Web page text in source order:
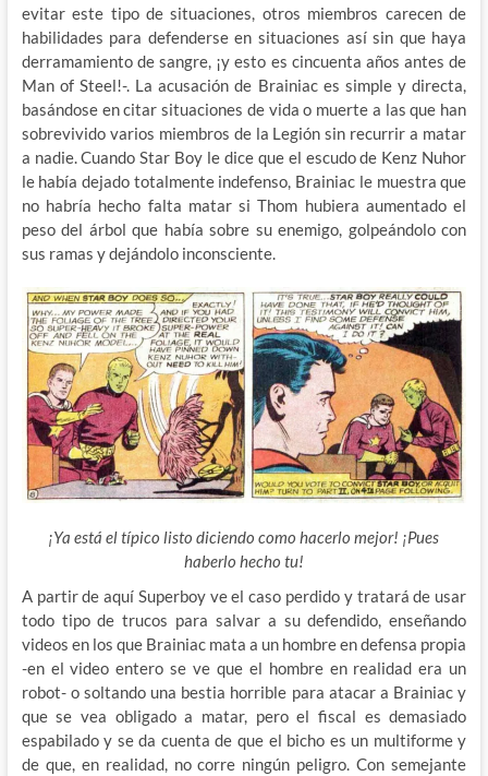
evitar este tipo de situaciones, otros miembros carecen de
habilidades para defenderse en situaciones así sin que haya
derramamiento de sangre, ¡y esto es cincuenta años antes de
Man of Steel!-. La acusación de Brainiac es simple y directa,
basándose en citar situaciones de vida o muerte a las que han
sobrevivido varios miembros de la Legión sin recurrir a matar
a nadie. Cuando Star Boy le dice que el escudo de Kenz Nuhor
le había dejado totalmente indefenso, Brainiac le muestra que
no habría hecho falta matar si Thom hubiera aumentado el
peso del árbol que había sobre su enemigo, golpeándolo con
sus ramas y dejándolo inconsciente.
¡Ya está el típico listo diciendo como hacerlo mejor! ¡Pues
haberlo hecho tu!
A partir de aquí Superboy ve el caso perdido y tratará de usar
todo tipo de trucos para salvar a su defendido, enseñando
videos en los que Brainiac mata a un hombre en defensa propia
-en el video entero se ve que el hombre en realidad era un
robot- o soltando una bestia horrible para atacar a Brainiac y
que se vea obligado a matar, pero el fiscal es demasiado
espabilado y se da cuenta de que el bicho es un multiforme y
de que, en realidad, no corre ningún peligro. Con semejante